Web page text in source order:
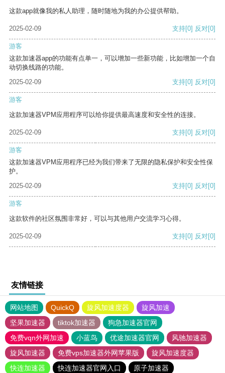
这款app就像我的私人助理，随时随地为我的办公提供帮助。
2025-02-09 支持[0] 反对[0]
游客
这款加速器app的功能有点单一，可以增加一些新功能，比如增加一个自
动切换线路的功能。
2025-02-09
支持[0] 反对[0]
游客
这款加速器VPM应用程序可以给你提供最高速度和安全性的连接。
2025-02-09 支持[0] 反对[0]
游客
这款加速器VPM应用程序已经为我们带来了无限的隐私保护和安全性保
护。
2025-02-09
支持[0] 反对[0]
游客
这款软件的社区氛围非常好，可以与其他用户交流学习心得。
2025-02-09 支持[0] 反对[0]
友情链接
网站地图 QuickQ 旋风加速度器
旋风加速
坚果加速器
tiktok加速器
狗急加速器官网
免费vqn外网加速
小蓝鸟 优途加速器官网
风驰加速器
旋风加速器
免费vps加速器外网苹果版
旋风加速度器
快连加速器
快连加速器官网入口 原子加速器